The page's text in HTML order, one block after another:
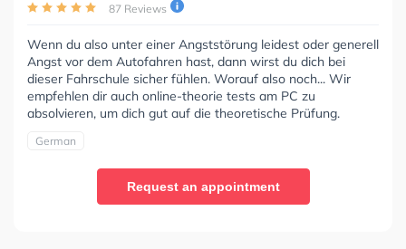
87 Reviews
Wenn du also unter einer Angststörung leidest oder generell
Angst vor dem Autofahren hast, dann wirst du dich bei
dieser Fahrschule sicher fühlen. Worauf also noch... Wir
empfehlen dir auch online-theorie tests am PC zu
absolvieren, um dich gut auf die theoretische Prüfung.
German
Request an appointment